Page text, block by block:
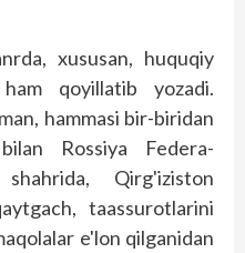
xususan, huquqiy
qoyillatib yozadi.
hammasi bir-biridan
Rossiya Federa­
Qirg'iziston
taassurotlarini
e'lon qilganidan